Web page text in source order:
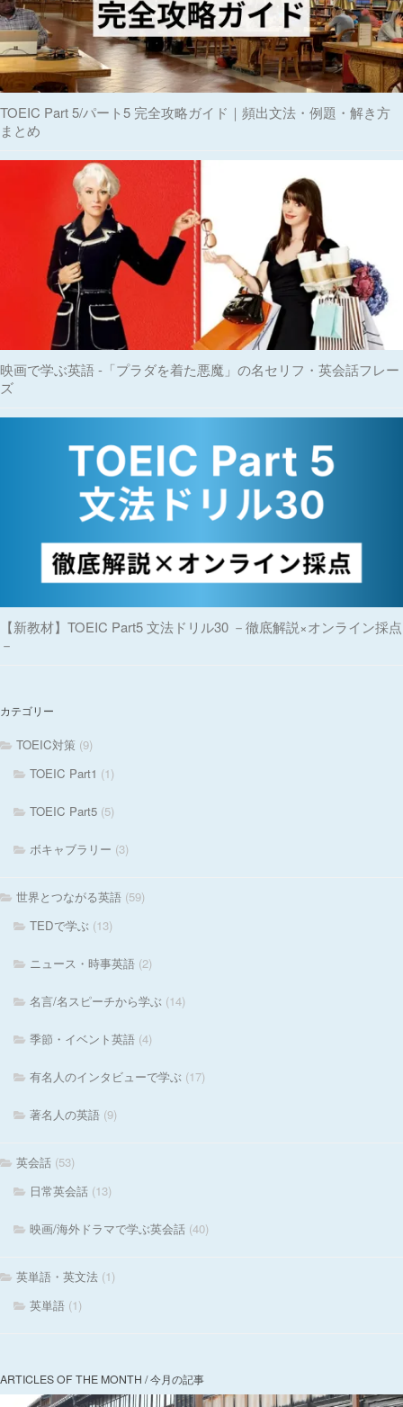
TOEIC Part 5/パート5 完全攻略ガイド｜頻出文法・例題・解き方
まとめ
映画で学ぶ英語 -「プラダを着た悪魔」の名セリフ・英会話フレー
ズ
【新教材】TOEIC Part5 文法ドリル30 －徹底解説×オンライン採点
－
カテゴリー
TOEIC対策 (9)
TOEIC Part1 (1)
TOEIC Part5 (5)
ボキャブラリー (3)
世界とつながる英語 (59)
TEDで学ぶ (13)
ニュース・時事英語 (2)
名言/名スピーチから学ぶ (14)
季節・イベント英語 (4)
有名人のインタビューで学ぶ (17)
著名人の英語 (9)
英会話 (53)
日常英会話 (13)
映画/海外ドラマで学ぶ英会話 (40)
英単語・英文法 (1)
英単語 (1)
ARTICLES OF THE MONTH / 今月の記事